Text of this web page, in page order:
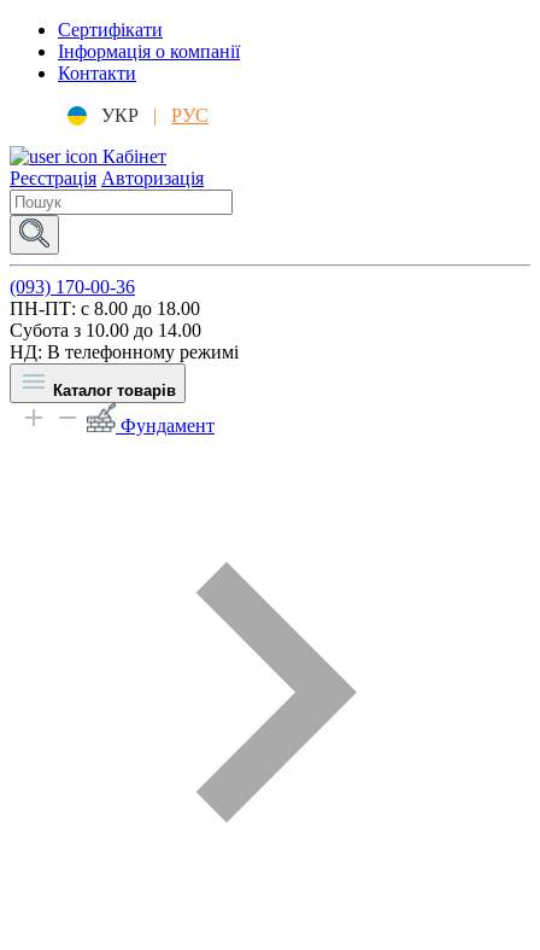
Сертифікати
Інформація о компанії
Контакти
УКР |
РУС
Кабінет
Реєстрація Авторизація
(093) 170-00-36
ПН-ПТ: c 8.00 до 18.00
Субота з 10.00 до 14.00
НД: В телефонному режимі
Каталог товарів
Фундамент